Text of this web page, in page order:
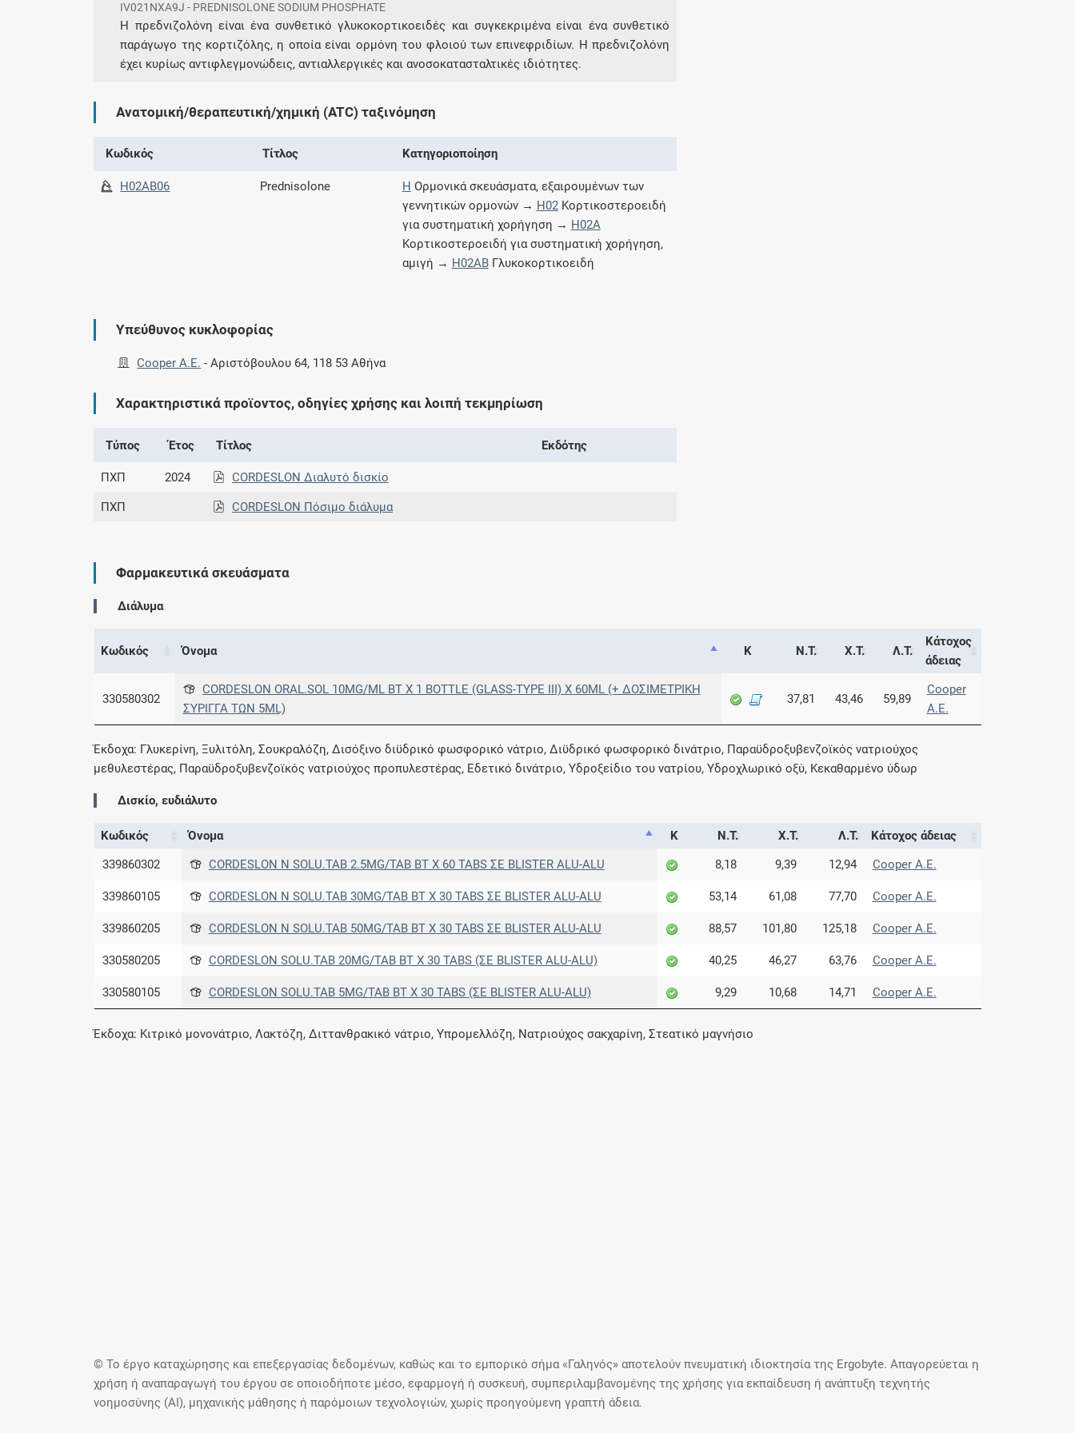
Συνδρομές
Ενδείξεις και αγωγές
Βρείτε θεραπευτικές ενδείξεις και αγωγές για
νόσους, συμπτώματα και ιατρικές πράξεις
σήμερα
IV021NXA9J - PREDNISOLONE SODIUM PHOSPHATE
Η πρεδνιζολόνη είναι ένα συνθετικό γλυκοκορτικοειδές και συγκεκριμένα είναι ένα συνθετικό
παράγωγο της κορτιζόλης, η οποία είναι ορμόνη του φλοιού των επινεφριδίων. Η πρεδνιζολόνη
έχει κυρίως αντιφλεγμονώδεις, αντιαλλεργικές και ανοσοκατασταλτικές ιδιότητες.
Ανατομική/θεραπευτική/χημική (ATC) ταξινόμηση
Κωδικός Τίτλος Κατηγοριοποίηση
H02AB06 Prednisolone H Ορμονικά σκευάσματα, εξαιρουμένων των
γεννητικών ορμονών → H02Κορτικοστεροειδή
για συστηματική χορήγηση → H02A
Κορτικοστεροειδή για συστηματική χορήγηση,
αμιγή → H02ABΓλυκοκορτικοειδή
Υπεύθυνος κυκλοφορίας
Cooper Α.Ε. -Αριστόβουλου 64, 118 53 Αθήνα
Χαρακτηριστικά προϊοντος, οδηγίες χρήσης και λοιπή τεκμηρίωση
Τύπος Έτος Τίτλος Εκδότης
ΠΧΠ 2024 CORDESLON Διαλυτό δισκίο
ΠΧΠ CORDESLON Πόσιμο διάλυμα
Φαρμακευτικά σκευάσματα
Διάλυμα
Κωδικός Όνομα Κ Ν.Τ. Χ.Τ. Λ.Τ.
Κάτοχος
άδειας
330580302
CORDESLON ORAL.SOL 10MG/ML BT X 1 BOTTLE (GLASS-TYPE III) X 60ML (+ ΔΟΣΙΜΕΤΡΙΚΗ
ΣΥΡΙΓΓΑ ΤΩΝ 5ML)
37,81 43,46 59,89
Cooper
Α.Ε.
Έκδοχα: Γλυκερίνη, Ξυλιτόλη, Σουκραλόζη, Δισόξινο διϋδρικό φωσφορικό νάτριο, Διϋδρικό φωσφορικό δινάτριο, Παραϋδροξυβενζοϊκός νατριούχος
μεθυλεστέρας, Παραϋδροξυβενζοϊκός νατριούχος προπυλεστέρας, Εδετικό δινάτριο, Υδροξείδιο του νατρίου, Υδροχλωρικό οξύ, Κεκαθαρμένο ύδωρ
Δισκίο, ευδιάλυτο
Κωδικός Όνομα Κ Ν.Τ. Χ.Τ. Λ.Τ.
Κάτοχος άδειας
339860302
CORDESLON N SOLU.TAB 2.5MG/TAB BT X 60 TABS ΣΕ BLISTER ALU-ALU 8,18 9,39 12,94 Cooper Α.Ε.
339860105 CORDESLON N SOLU.TAB 30MG/TAB BT X 30 TABS ΣΕ BLISTER ALU-ALU 53,14 61,08 77,70 Cooper Α.Ε.
339860205 CORDESLON N SOLU.TAB 50MG/TAB BT X 30 TABS ΣΕ BLISTER ALU-ALU 88,57 101,80 125,18 Cooper Α.Ε.
330580205 CORDESLON SOLU.TAB 20MG/TAB BT X 30 TABS (ΣΕ BLISTER ALU-ALU) 40,25 46,27 63,76 Cooper Α.Ε.
330580105 CORDESLON SOLU.TAB 5MG/TAB BT X 30 TABS (ΣΕ BLISTER ALU-ALU) 9,29 10,68 14,71 Cooper Α.Ε.
Έκδοχα: Κιτρικό μονονάτριο, Λακτόζη, Διττανθρακικό νάτριο, Υπρομελλόζη, Νατριούχος σακχαρίνη, Στεατικό μαγνήσιο
© Το έργο καταχώρησης και επεξεργασίας δεδομένων, καθώς και το εμπορικό σήμα «Γαληνός» αποτελούν πνευματική ιδιοκτησία της Ergobyte. Απαγορεύεται η
χρήση ή αναπαραγωγή του έργου σε οποιοδήποτε μέσο, εφαρμογή ή συσκευή, συμπεριλαμβανομένης της χρήσης για εκπαίδευση ή ανάπτυξη τεχνητής
νοημοσύνης (AI), μηχανικής μάθησης ή παρόμοιων τεχνολογιών, χωρίς προηγούμενη γραπτή άδεια.